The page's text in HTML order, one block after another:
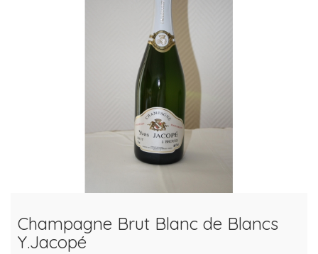
Champagne Brut Blanc de Blancs
Y.Jacopé